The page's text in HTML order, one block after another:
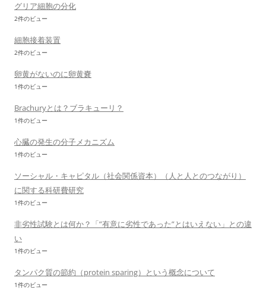
グリア細胞の分化
2件のビュー
細胞接着装置
2件のビュー
卵黄がないのに卵黄嚢
1件のビュー
Brachuryとは？ブラキューリ？
1件のビュー
心臓の発生の分子メカニズム
1件のビュー
ソーシャル・キャピタル（社会関係資本）（人と人とのつながり）
に関する科研費研究
1件のビュー
非劣性試験とは何か？「”有意に劣性であった”とはいえない」との違
い
1件のビュー
タンパク質の節約（protein sparing）という概念について
1件のビュー